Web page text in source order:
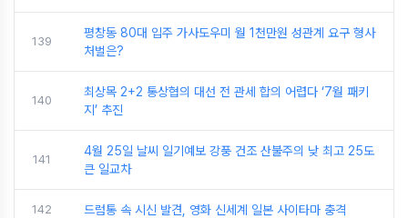
139
평창동 80대 입주 가사도우미 월 1천만원 성관계 요구 형사
처벌은?
140
최상목 2+2 통상협의 대선 전 관세 합의 어렵다 ‘7월 패키
지’ 추진
141
4월 25일 날씨 일기예보 강풍 건조 산불주의 낮 최고 25도
큰 일교차
142 드럼통 속 시신 발견, 영화 신세계 일본 사이타마 충격